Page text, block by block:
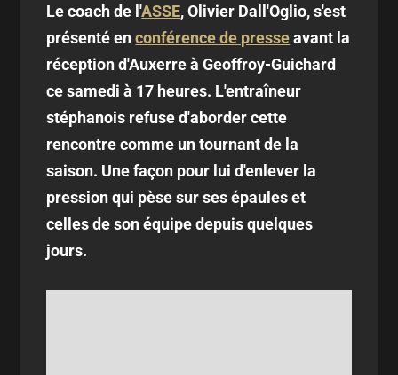
Le coach de l'ASSE, Olivier Dall'Oglio, s'est
présenté enconférence de presseavant la
réception d'Auxerre à Geoffroy-Guichard
ce samedi à 17 heures. L'entraîneur
stéphanois refuse d'aborder cette
rencontre comme un tournant de la
saison. Une façon pour lui d'enlever la
pression qui pèse sur ses épaules et
celles de son équipe depuis quelques
jours.